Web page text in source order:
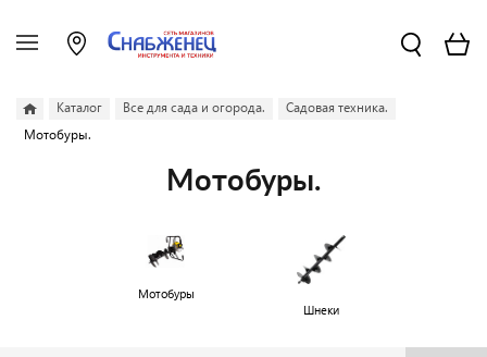
Каталог Все для сада и огорода.
Садовая техника.
Мотобуры.
Мотобуры.
Мотобуры
Шнеки